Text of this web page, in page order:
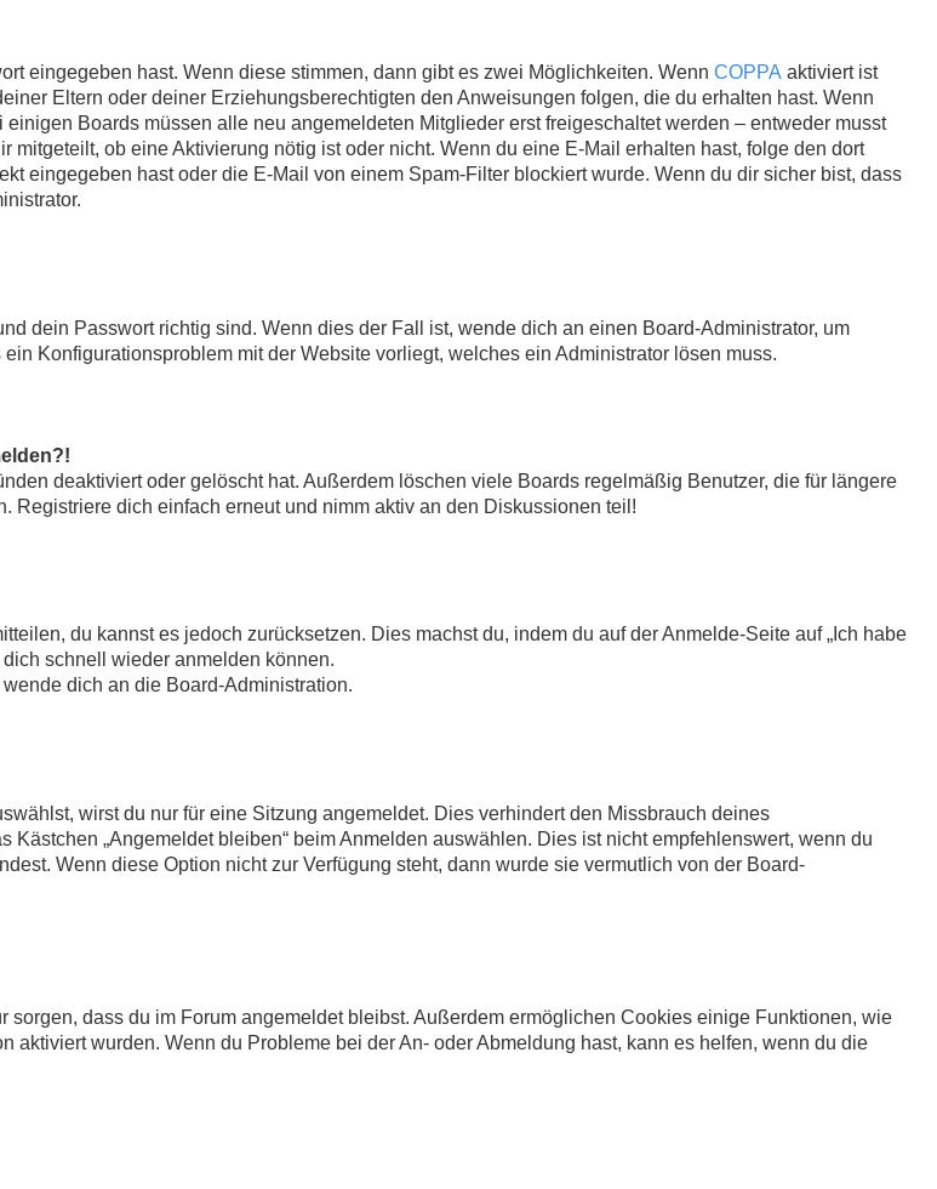
eingegeben hast. Wenn diese stimmen, dann gibt es zwei Möglichkeiten. Wenn COPPA aktiviert ist
Eltern oder deiner Erziehungsberechtigten den Anweisungen folgen, die du erhalten hast. Wenn
Boards müssen alle neu angemeldeten Mitglieder erst freigeschaltet werden – entweder musst
ob eine Aktivierung nötig ist oder nicht. Wenn du eine E-Mail erhalten hast, folge den dort
eingegeben hast oder die E-Mail von einem Spam-Filter blockiert wurde. Wenn du dir sicher bist, dass
dein Passwort richtig sind. Wenn dies der Fall ist, wende dich an einen Board-Administrator, um
Konfigurationsproblem mit der Website vorliegt, welches ein Administrator lösen muss.
deaktiviert oder gelöscht hat. Außerdem löschen viele Boards regelmäßig Benutzer, die für längere
dich einfach erneut und nimm aktiv an den Diskussionen teil!
du kannst es jedoch zurücksetzen. Dies machst du, indem du auf der Anmelde-Seite auf „Ich habe
schnell wieder anmelden können.
dich an die Board-Administration.
wirst du nur für eine Sitzung angemeldet. Dies verhindert den Missbrauch deines
„Angemeldet bleiben“ beim Anmelden auswählen. Dies ist nicht empfehlenswert, wenn du
Wenn diese Option nicht zur Verfügung steht, dann wurde sie vermutlich von der Board-
dass du im Forum angemeldet bleibst. Außerdem ermöglichen Cookies einige Funktionen, wie
aktiviert wurden. Wenn du Probleme bei der An- oder Abmeldung hast, kann es helfen, wenn du die